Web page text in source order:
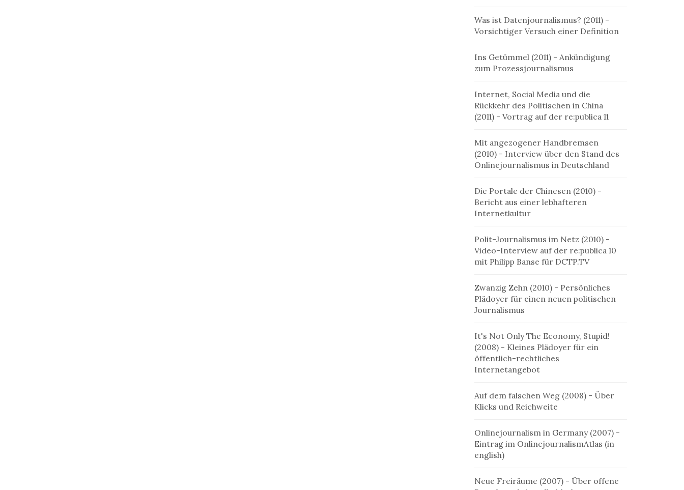
Was ist Datenjournalismus? (2011) -
Vorsichtiger Versuch einer Definition
Ins Getümmel (2011) - Ankündigung
zum Prozessjournalismus
Internet, Social Media und die
Rückkehr des Politischen in China
(2011) - Vortrag auf der re:publica 11
Mit angezogener Handbremsen
(2010) - Interview über den Stand des
Onlinejournalismus in Deutschland
Die Portale der Chinesen (2010) -
Bericht aus einer lebhafteren
Internetkultur
Polit-Journalismus im Netz (2010) -
Video-Interview auf der re:publica 10
mit Philipp Banse für DCTP.TV
Zwanzig Zehn (2010) - Persönliches
Plädoyer für einen neuen politischen
Journalismus
It's Not Only The Economy, Stupid!
(2008) - Kleines Plädoyer für ein
öffentlich-rechtliches
Internetangebot
Auf dem falschen Weg (2008) - Über
Klicks und Reichweite
Onlinejournalism in Germany (2007) -
Eintrag im OnlinejournalismAtlas (in
english)
Neue Freiräume (2007) - Über offene